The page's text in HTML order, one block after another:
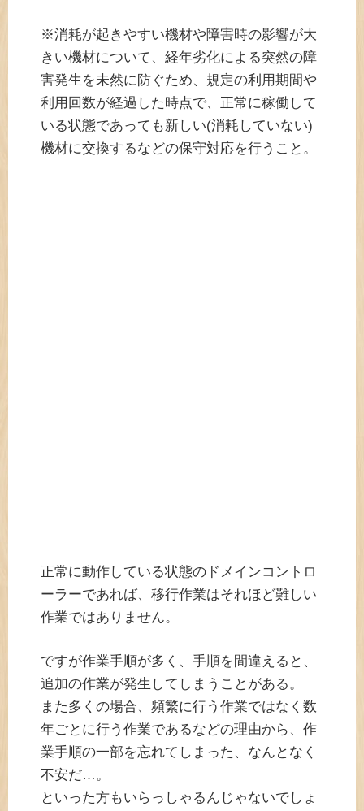
※消耗が起きやすい機材や障害時の影響が大
きい機材について、経年劣化による突然の障
害発生を未然に防ぐため、規定の利用期間や
利用回数が経過した時点で、正常に稼働して
いる状態であっても新しい(消耗していない)
機材に交換するなどの保守対応を行うこと。
正常に動作している状態のドメインコントロ
ーラーであれば、移行作業はそれほど難しい
作業ではありません。
ですが作業手順が多く、手順を間違えると、
追加の作業が発生してしまうことがある。
また多くの場合、頻繁に行う作業ではなく数
年ごとに行う作業であるなどの理由から、作
業手順の一部を忘れてしまった、なんとなく
不安だ…。
といった方もいらっしゃるんじゃないでしょ